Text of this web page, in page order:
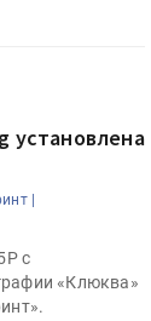
установлена
|
с
«Клюква»
запускает
ассортимент
тиснения